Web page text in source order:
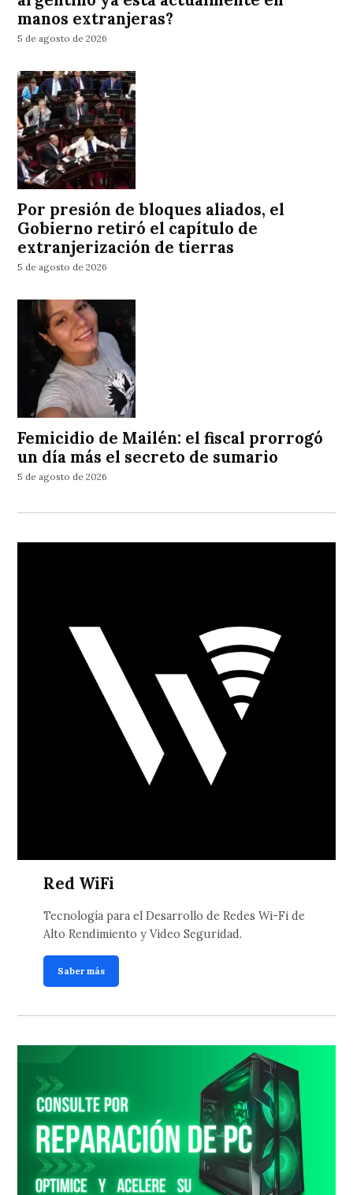
manos extranjeras?
5 de agosto de 2026
Por presión de bloques aliados, el
Gobierno retiró el capítulo de
extranjerización de tierras
5 de agosto de 2026
Femicidio de Mailén: el fiscal prorrogó
un día más el secreto de sumario
5 de agosto de 2026
Red WiFi
Tecnología para el Desarrollo de Redes Wi-Fi de
Alto Rendimiento y Video Seguridad.
Saber más